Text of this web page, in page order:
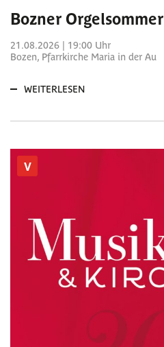
Bozner Orgelsommer
21.08.2026 | 19:00 Uhr
Bozen, Pfarrkirche Maria in der Au
WEITERLESEN
V